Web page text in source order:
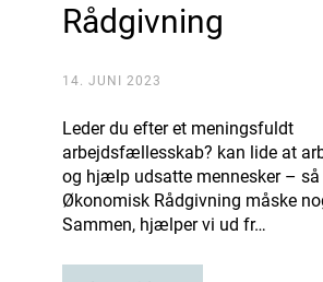
Rådgivning
14. JUNI 2023
Leder du efter et meningsfuldt
arbejdsfællesskab? kan lide at
og hjælp udsatte mennesker – så
Økonomisk Rådgivning måske
Sammen, hjælper vi ud fr…